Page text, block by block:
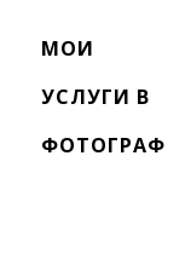
МОИ
УСЛУГИ В